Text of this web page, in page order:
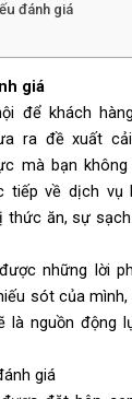
đánh giá
giá
để khách
ra đề xuất
mà bạn không
tiếp về dịch vụ
thức ăn, sự
những lời
sót của
là nguồn động
giá